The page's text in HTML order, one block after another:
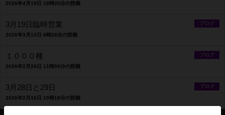
2026年4月18日 18時20分の投稿
ブログ
3月19日臨時営業
2026年3月13日 8時28分の投稿
ブログ
１０００種
2026年2月28日 11時59分の投稿
ブログ
3月28日と29日
2026年2月16日 10時18分の投稿